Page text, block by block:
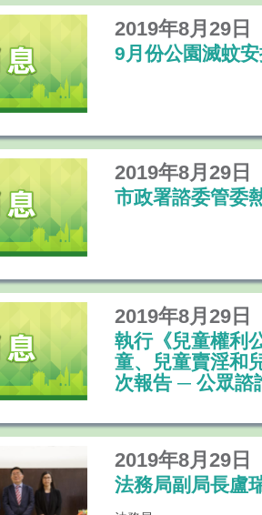
2019年8月29日
9月份公園滅蚊
2019年8月29日
市政署諮委管委
2019年8月29日
執行《兒童權利
童、兒童賣淫和
次報告 ─ 公眾諮
2019年8月29日
法務局副局長盧